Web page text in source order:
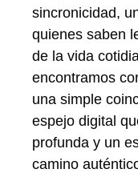
sincronicidad,
quienes saben
de la vida
encontramos
una simple
espejo digital
profunda y un
camino